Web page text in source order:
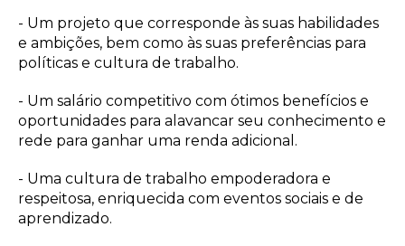
- Um projeto que corresponde às suas habilidades
e ambições, bem como às suas preferências para
políticas e cultura de trabalho.
- Um salário competitivo com ótimos benefícios e
oportunidades para alavancar seu conhecimento e
rede para ganhar uma renda adicional.
- Uma cultura de trabalho empoderadora e
respeitosa, enriquecida com eventos sociais e de
aprendizado.